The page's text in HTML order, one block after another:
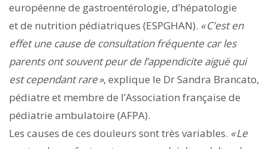
européenne de gastroentérologie, d’hépatologie
et de nutrition pédiatriques (ESPGHAN). « C’est en
effet une cause de consultation fréquente car les
parents ont souvent peur de l’appendicite aiguë qui
est cependant rare », explique le Dr Sandra Brancato,
pédiatre et membre de l’Association française de
pédiatrie ambulatoire (AFPA).
Les causes de ces douleurs sont très variables. « Le